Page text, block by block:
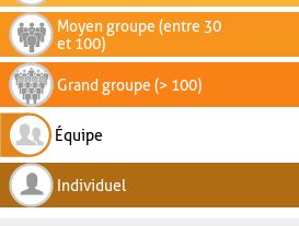
Moyen groupe (entre 30
et 100)
Grand groupe (> 100)
Équipe
Individuel